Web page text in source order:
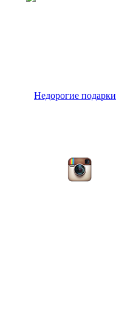
Недорогие подарки